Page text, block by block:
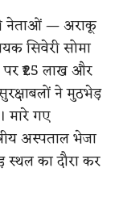
नेताओं — अराकू
सिवेरी सोमा
₹25 लाख और
ने मुठभेड़
मारे गए
अस्पताल भेजा
स्थल का दौरा कर